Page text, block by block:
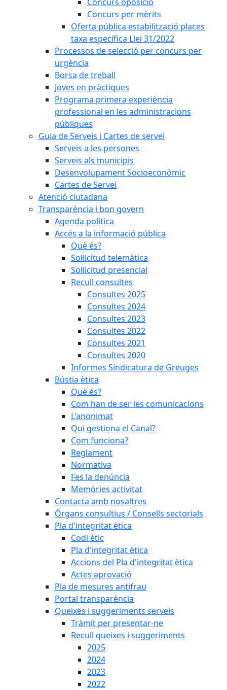
Concurs per mèrits
Oferta pública estabilització places
taxa específica Llei 31/2022
Processos de selecció per concurs per
urgència
Borsa de treball
Joves en pràctiques
Programa primera experiència
professional en les administracions
públiques
Guia de Serveis i Cartes de servei
Serveis a les persones
Serveis als municipis
Desenvolupament Socioeconòmic
Cartes de Servei
Atenció ciutadana
Transparència i bon govern
Agenda política
Accés a la informació pública
Què és?
Sol·licitud telemàtica
Sol·licitud presencial
Recull consultes
Consultes 2025
Consultes 2024
Consultes 2023
Consultes 2022
Consultes 2021
Consultes 2020
Informes Síndicatura de Greuges
Bústia ètica
Què és?
Com han de ser les comunicacions
L'anonimat
Qui gestiona el Canal?
Com funciona?
Reglament
Normativa
Fes la denúncia
Memòries activitat
Contacta amb nosaltres
Òrgans consultius / Consells sectorials
Pla d'integritat ètica
Codi ètic
Pla d'integritat ètica
Accions del Pla d'integritat ètica
Actes aprovació
Pla de mesures antifrau
Portal transparència
Queixes i suggeriments serveis
Tràmit per presentar-ne
Recull queixes i suggeriments
2025
2024
2023
2022